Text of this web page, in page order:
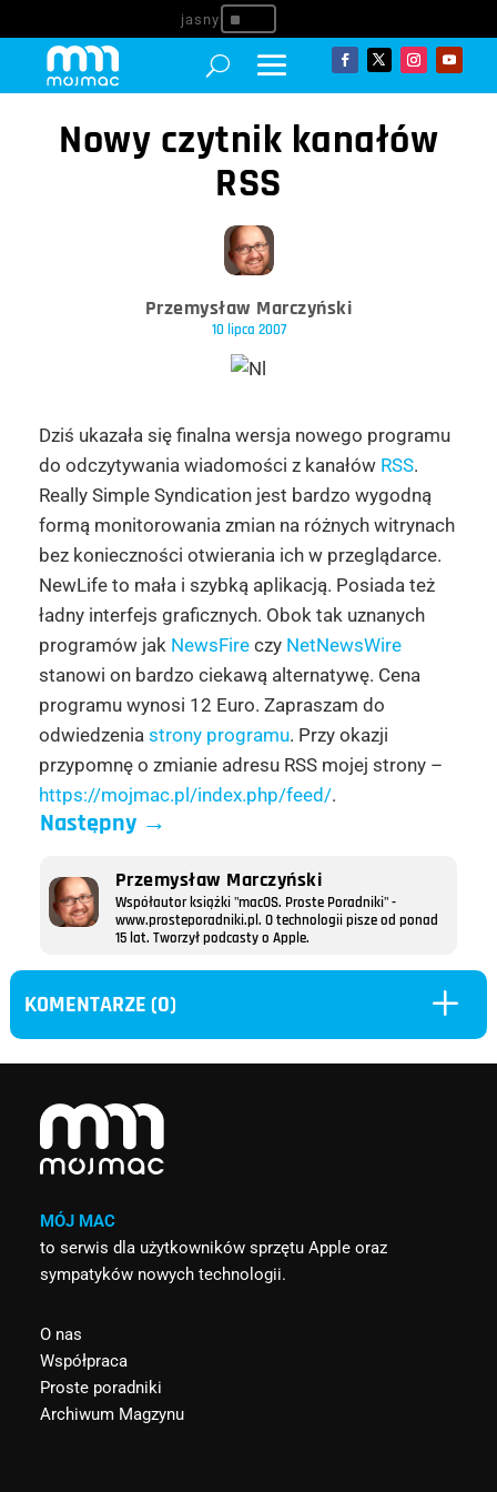
^
Nowy czytnik kanałów
RSS
Przemysław Marczyński
10 lipca 2007
Dziś ukazała się finalna wersja nowego programu
do odczytywania wiadomości z kanałów RSS.
Really Simple Syndication jest bardzo wygodną
formą monitorowania zmian na różnych witrynach
bez konieczności otwierania ich w przeglądarce.
NewLife to mała i szybką aplikacją. Posiada też
ładny interfejs graficznych. Obok tak uznanych
programów jak NewsFireczy NetNewsWire
stanowi on bardzo ciekawą alternatywę. Cena
programu wynosi 12 Euro. Zapraszam do
odwiedzenia strony programu. Przy okazji
przypomnę o zmianie adresu RSS mojej strony –
https://mojmac.pl/index.php/feed/.
Następny→
Przemysław Marczyński
Współautor książki "macOS. Proste Poradniki" -
www.prosteporadniki.pl. O technologii pisze od ponad
15 lat. Tworzył podcasty o Apple.
KOMENTARZE (0) L
MÓJ MAC
to serwis dla użytkowników sprzętu Apple oraz
sympatyków nowych technologii.
O nas
Współpraca
Proste poradniki
Archiwum Magzynu